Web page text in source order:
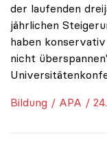
der laufenden
jährlichen
haben
nicht
Bildung / APA /